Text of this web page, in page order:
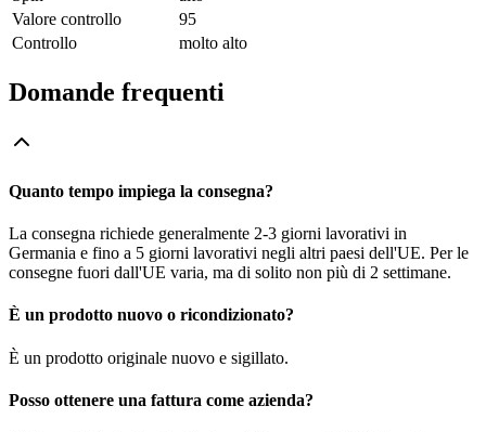
Valore controllo
95
Controllo
molto alto
Domande frequenti
Quanto tempo impiega la consegna?
La consegna richiede generalmente 2-3 giorni lavorativi in
Germania e fino a 5 giorni lavorativi negli altri paesi dell'UE. Per le
consegne fuori dall'UE varia, ma di solito non più di 2 settimane.
È un prodotto nuovo o ricondizionato?
È un prodotto originale nuovo e sigillato.
Posso ottenere una fattura come azienda?